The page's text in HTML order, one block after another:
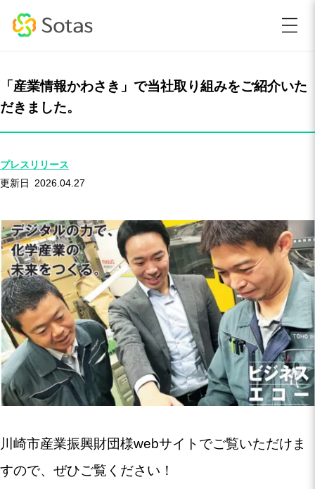
プレスリリース
2026.04.27
「産業情報かわさき」で当社取り組みをご紹介いた
だきました。
川崎市産業振興財団様webサイトでご覧いただけま
すので、ぜひご覧ください！